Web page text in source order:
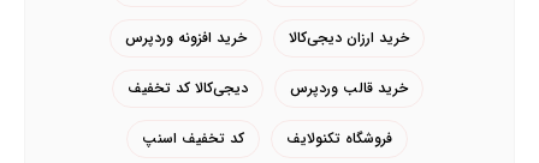
خرید ارزان دیجی‌کالا خرید افزونه وردپرس
خرید قالب وردپرس دیجی‌کالا کد تخفیف
فروشگاه تکنولایف کد تخفیف اسنپ